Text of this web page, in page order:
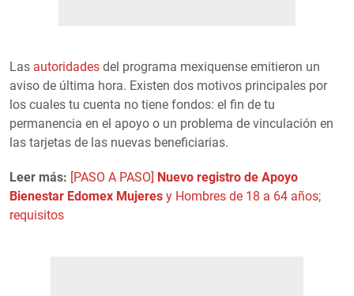
Las autoridades del programa mexiquense emitieron un
aviso de última hora. Existen dos motivos principales por
los cuales tu cuenta no tiene fondos: el fin de tu
permanencia en el apoyo o un problema de vinculación en
las tarjetas de las nuevas beneficiarias.
Leer más: [PASO A PASO] Nuevo registro de Apoyo
Bienestar Edomex Mujeres y Hombres de 18 a 64 años;
requisitos